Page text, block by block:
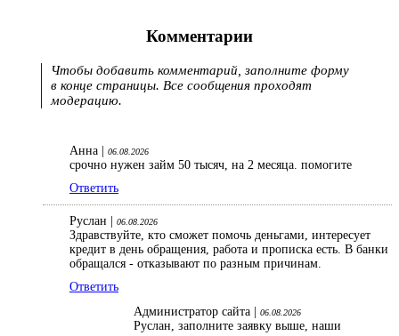
Комментарии
Чтобы добавить комментарий, заполните форму
в конце страницы. Все сообщения проходят
модерацию.
Анна | 06.08.2026
срочно нужен займ 50 тысяч, на 2 месяца. помогите
Ответить
Руслан | 06.08.2026
Здравствуйте, кто сможет помочь деньгами, интересует
кредит в день обращения, работа и прописка есть. В банки
обращался - отказывают по разным причинам.
Ответить
Администратор сайта |
06.08.2026
Руслан, заполните заявку выше, наши